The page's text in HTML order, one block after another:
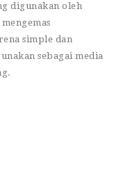
digunakan oleh
simple dan
sebagai media